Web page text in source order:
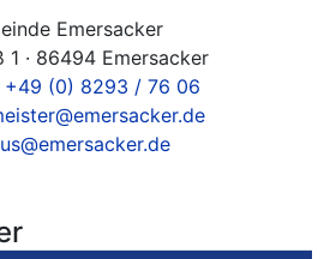
Emersacker
1 · 86494 Emersacker
+49 (0) 8293 / 76 06